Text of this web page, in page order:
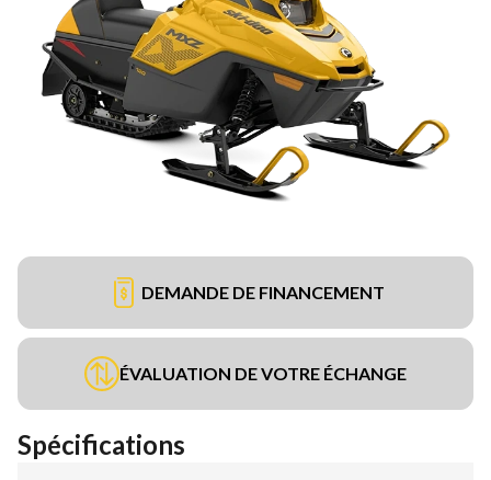
DEMANDE DE FINANCEMENT
ÉVALUATION DE VOTRE ÉCHANGE
Spécifications